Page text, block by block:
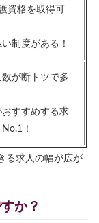
資格を取得可
制度がある！
が断トツで多
すすめする求
！
る求人の幅が広が
か？